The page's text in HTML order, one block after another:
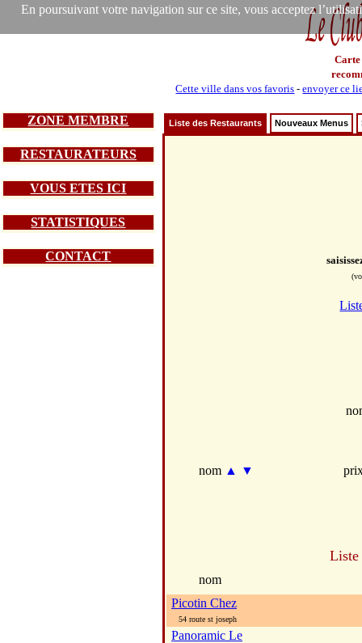
En poursuivant votre navigation sur ce site, vous acceptez
Carte
Cette ville dans vos favoris -envoyer ce
ZONE MEMBRE
RESTAURATEURS
VOUS ETES ICI
STATISTIQUES
CONTACT
Liste des Restaurants Nouveaux Menus
nom ▲ ▼
Liste
nom
Picotin Chez
54 route st joseph
Panoramic Le